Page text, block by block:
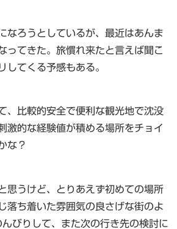
なろうとしているが、最近はあんま
ってきた。旅慣れ来たと言えば聞こ
してくる予感もある。
、比較的安全で便利な観光地で沈没
激的な経験値が積める場所をチョイ
な？
思うけど、とりあえず初めての場所
落ち着いた雰囲気の良さげな街のよ
びりして、また次の行き先の検討に